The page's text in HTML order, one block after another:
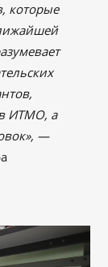
которые
ИТМО, а
―